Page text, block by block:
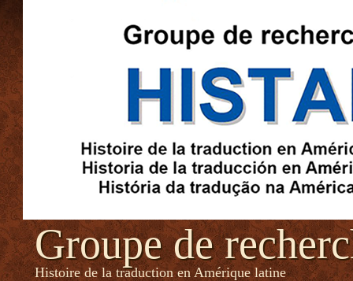
Groupe de
Histoire de la traduction en Amérique latine